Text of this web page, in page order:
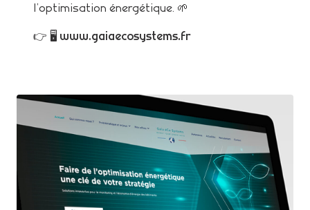
l’optimisation énergétique. 🌱
👉 🖥 www.gaiaecosystems.fr